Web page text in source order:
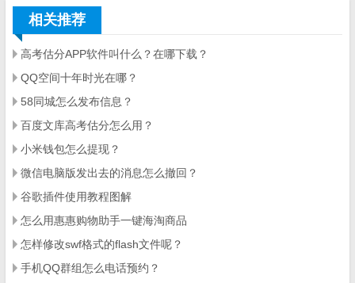
相关推荐
高考估分APP软件叫什么？在哪下载？
QQ空间十年时光在哪？
58同城怎么发布信息？
百度文库高考估分怎么用？
小米钱包怎么提现？
微信电脑版发出去的消息怎么撤回？
谷歌插件使用教程图解
怎么用惠惠购物助手一键海淘商品
怎样修改swf格式的flash文件呢？
手机QQ群组怎么电话预约？